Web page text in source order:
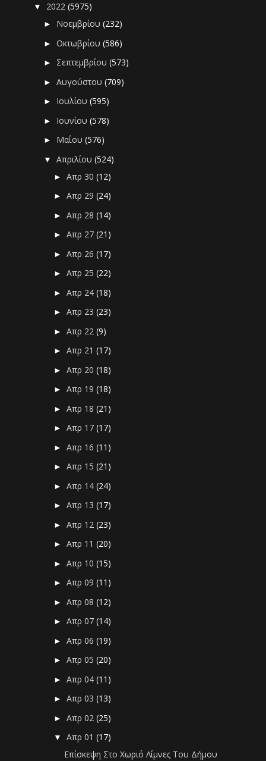
▼ 2022(5975)
► Νοεμβρίου(232)
►Οκτωβρίου(586)
► Σεπτεμβρίου(573)
►Αυγούστου(709)
► Ιουλίου(595)
► Ιουνίου(578)
► Μαΐου(576)
▼Απριλίου(524)
►Απρ 30(12)
►Απρ 29(24)
►Απρ 28(14)
►Απρ 27(21)
►Απρ 26(17)
►Απρ 25(22)
►Απρ 24(18)
►Απρ 23(23)
►Απρ 22(9)
►Απρ 21(17)
►Απρ 20(18)
►Απρ 19(18)
►Απρ 18(21)
►Απρ 17(17)
►Απρ 16(11)
►Απρ 15(21)
►Απρ 14(24)
►Απρ 13(17)
►Απρ 12(23)
►Απρ 11(20)
►Απρ 10(15)
►Απρ 09(11)
►Απρ 08(12)
►Απρ 07(14)
►Απρ 06(19)
►Απρ 05(20)
►Απρ 04(11)
►Απρ 03(13)
►Απρ 02(25)
▼Απρ 01(17)
Επίσκεψη Στο Χωριό Λίμνες Του Δήμου